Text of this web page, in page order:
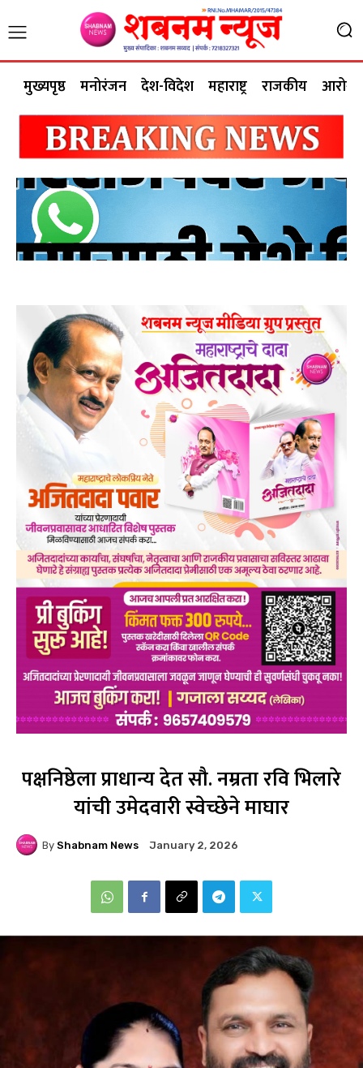
मुख्यपृष्ठ मनोरंजन देश-विदेश महाराष्ट्र राजकीय आरोग्य
पक्षनिष्ठेला प्राधान्य देत सौ. नम्रता रवि भिलारे
यांची उमेदवारी स्वेच्छेने माघार
By Shabnam News January 2, 2026